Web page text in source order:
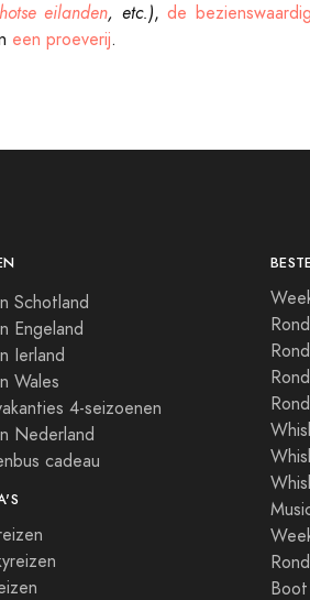
eilanden, etc.),de
een proeverij.
Schotland
Engeland
Ierland
Wales
4-seizoenen
Nederland
cadeau